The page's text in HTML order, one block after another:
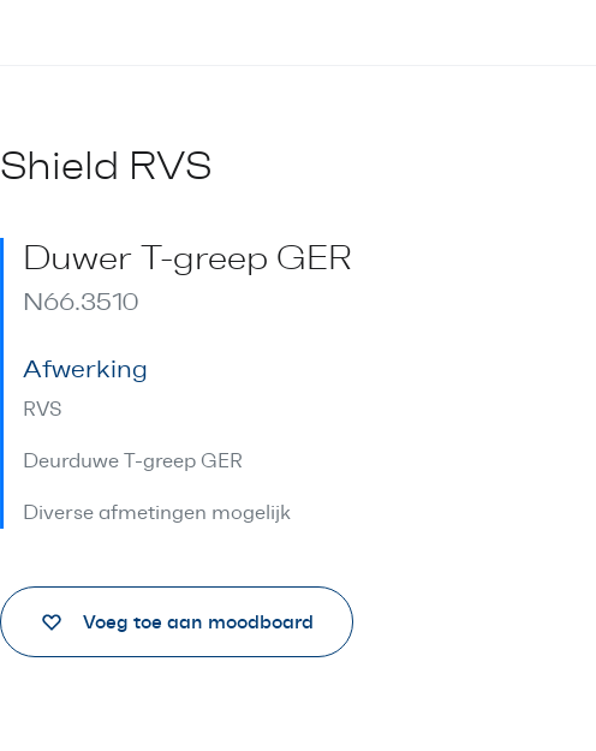
Shield RVS
Duwer T-greep GER
N66.3510
Afwerking
RVS
Deurduwe T-greep GER
Diverse afmetingen mogelijk
Voeg toe aan moodboard